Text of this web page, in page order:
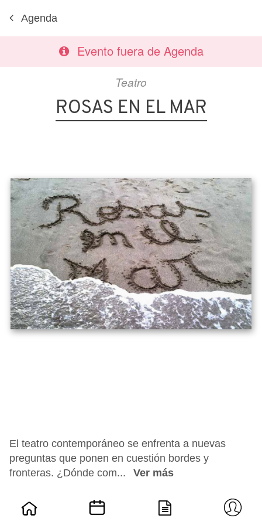
Agenda
Evento fuera de Agenda
Teatro
ROSAS EN EL MAR
El teatro contemporáneo se enfrenta a nuevas
preguntas que ponen en cuestión bordes y
fronteras. ¿Dónde com...
Ver más